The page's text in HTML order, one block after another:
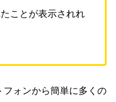
ことが表示されれ
フォンから簡単に多くの